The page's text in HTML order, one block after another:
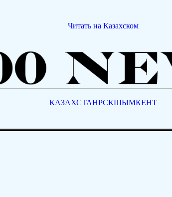
Читать на Казахском
КАЗАХСТАНРСКШЫМКЕНТ